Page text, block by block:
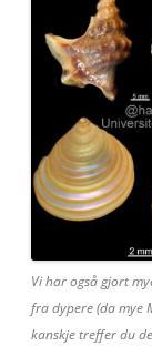
Vi har også gjort
fra dypere (da mye
kanskje treffer du